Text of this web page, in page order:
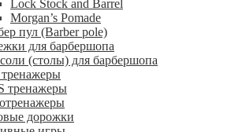
Lock Stock and Barrel
Morgan’s Pomade
пул (Barber pole)
для барбершопа
(столы) для барбершопа
тренажеры
дорожки